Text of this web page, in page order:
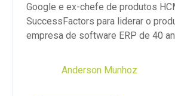
Google e ex-chefe de produtos
SuccessFactors para liderar o
empresa de software ERP de 40
Anderson Munhoz